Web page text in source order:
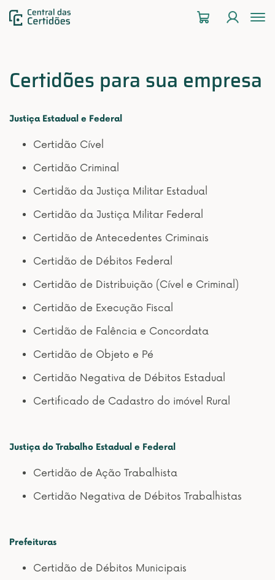
Certidões para sua empresa
Justiça Estadual e Federal
Certidão Cível
Certidão Criminal
Certidão da Justiça Militar Estadual
Certidão da Justiça Militar Federal
Certidão de Antecedentes Criminais
Certidão de Débitos Federal
Certidão de Distribuição (Cível e Criminal)
Certidão de Execução Fiscal
Certidão de Falência e Concordata
Certidão de Objeto e Pé
Certidão Negativa de Débitos Estadual
Certificado de Cadastro do imóvel Rural
Justiça do Trabalho Estadual e Federal
Certidão de Ação Trabalhista
Certidão Negativa de Débitos Trabalhistas
Prefeituras
Certidão de Débitos Municipais